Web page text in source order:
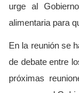
urge al
alimentaria para
En la reunión se
de debate entre
próximas